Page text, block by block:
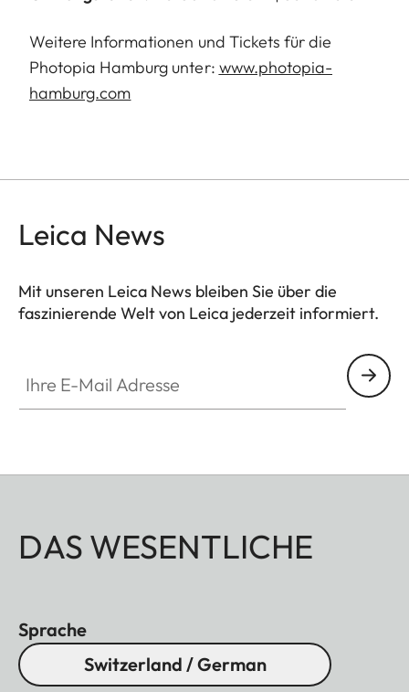
Weitere Informationen und Tickets für die
Photopia Hamburg unter: www.photopia-
hamburg.com
Leica News
Mit unseren Leica News bleiben Sie über die
faszinierende Welt von Leica jederzeit informiert.
DAS WESENTLICHE
Sprache
Switzerland / German